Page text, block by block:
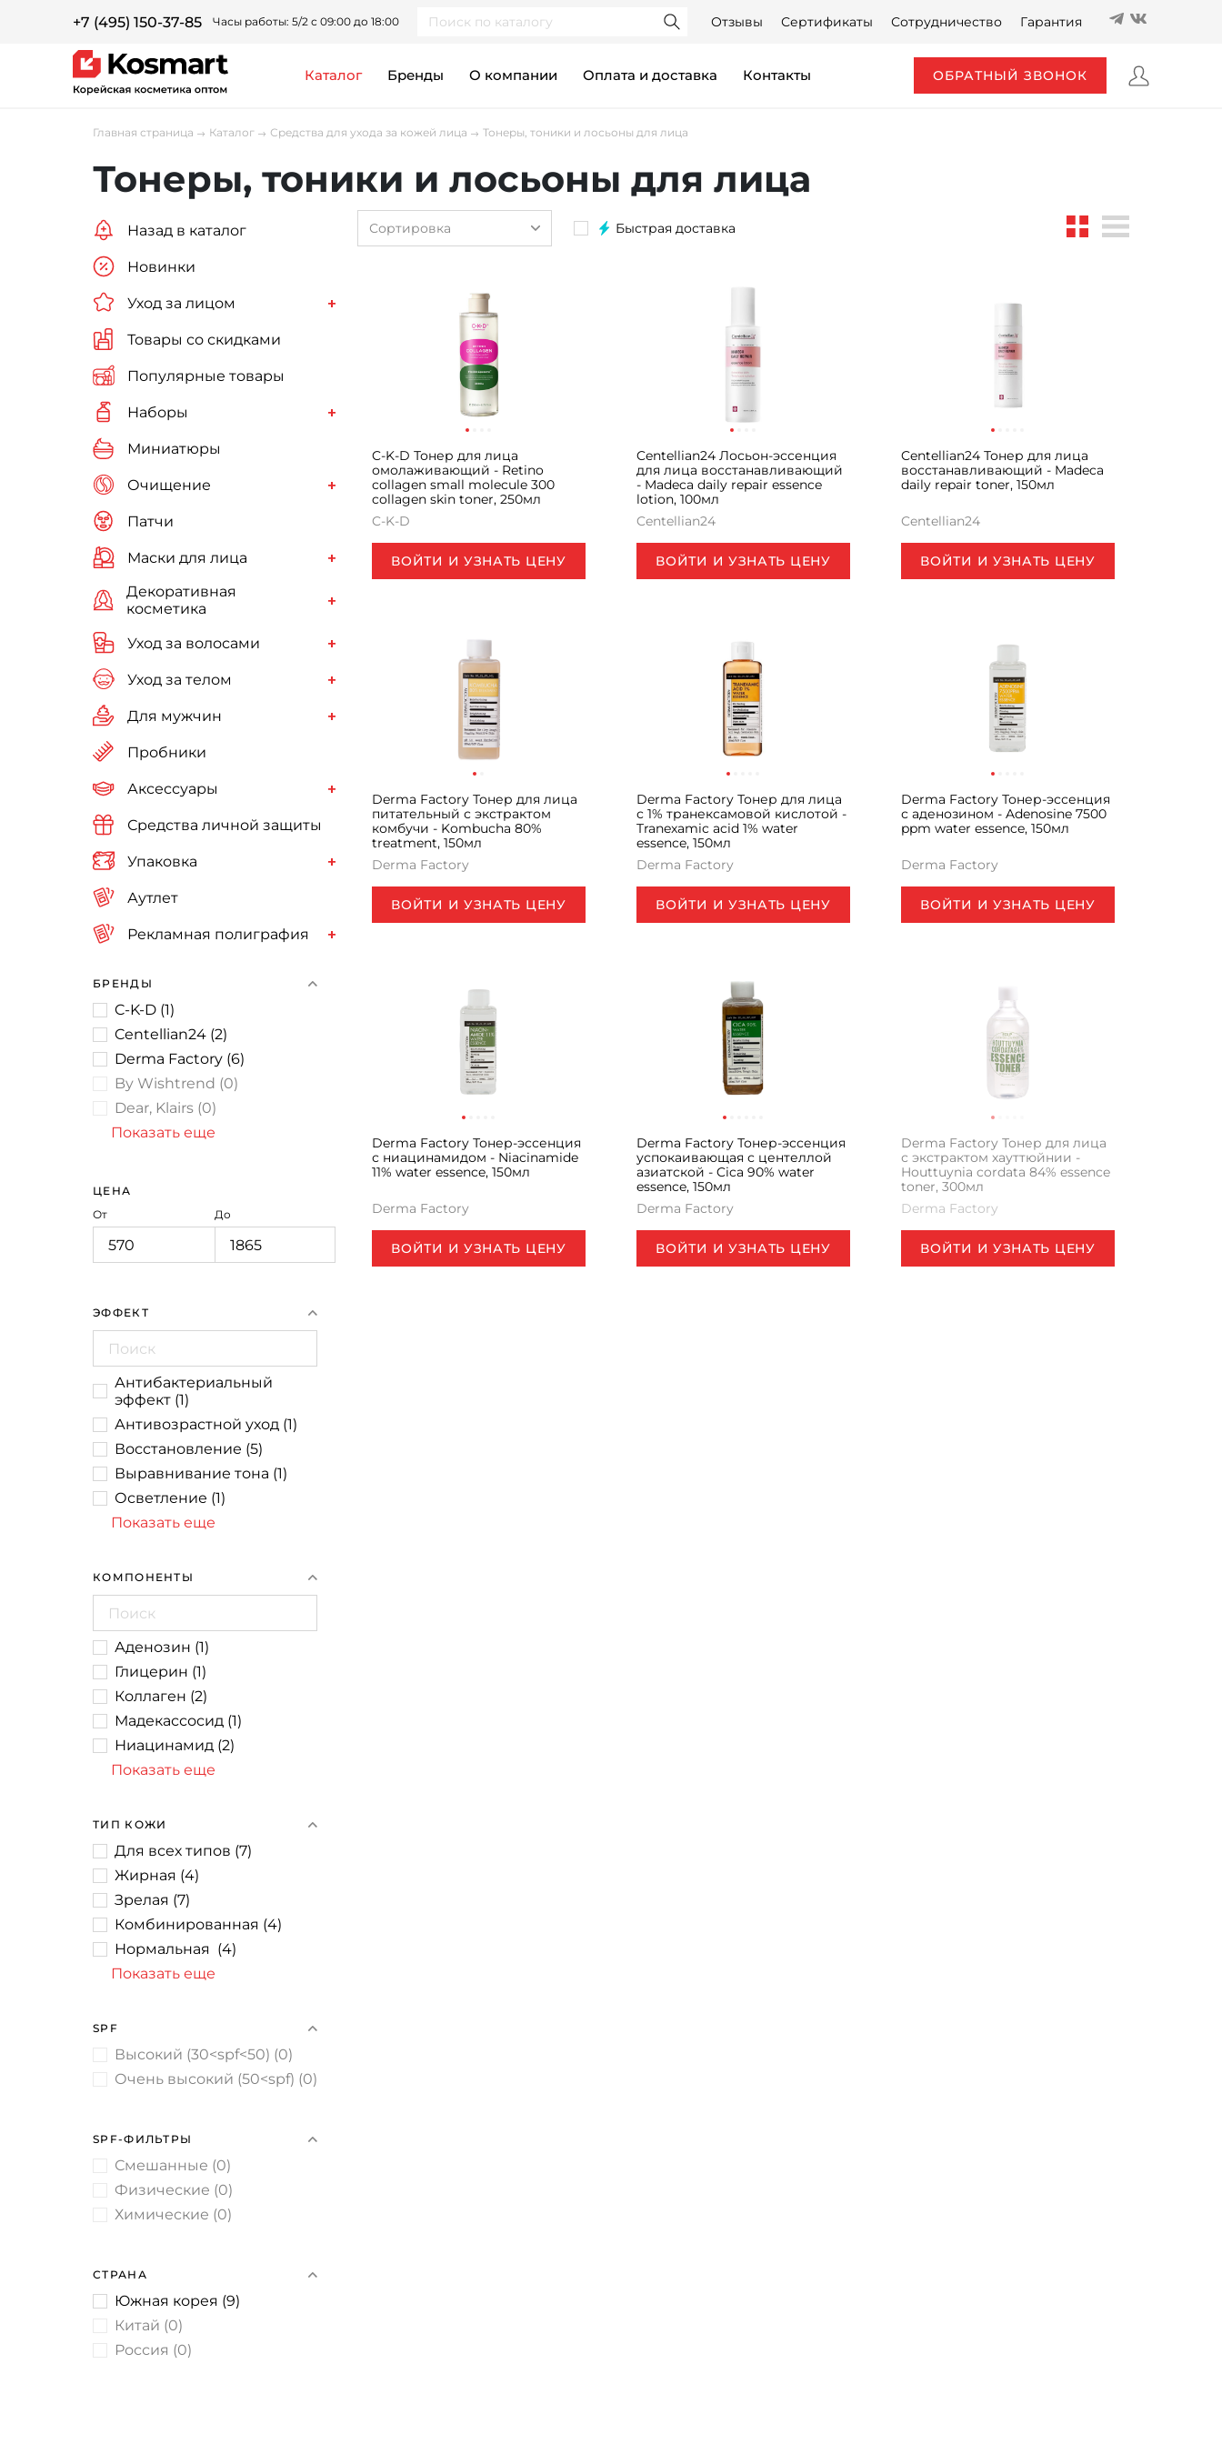
+7 (495) 150-37-85 Часы работы: 5/2 с 09:00 до 18:00 Отзывы Сертификаты Сотрудничество Гарантия
каталог Бренды О компании Оплата и доставка контакты ОБРАТНЫЙ ЗВОНОК
Главная страница Каталог Средства для ухода за кожей лица Тонеры, тоники и лосьоны для лица
Тонеры, тоники и лосьоны для лица
Назад в каталог
Новинки
Уход за лицом
Товары со скидками
Популярные товары
Наборы
Миниатюры
Очищение
Патчи
Маски для лица
Декоративная
косметика
Уход за волосами
Уход за телом
Для мужчин
Пробники
Аксессуары
Средства личной защиты
Упаковка
Аутлет
Рекламная полиграфия
БРЕНДЫ
C-K-D (1)
Centellian24 (2)
Derma Factory (6)
By Wishtrend (0)
Dear, Klairs (0)
Показать еще
ЦЕНА
От
До
ЭФФЕКТ
Антибактериальный
эффект (1)
Антивозрастной уход (1)
Восстановление (5)
Выравнивание тона (1)
Осветление (1)
Показать еще
КОМПОНЕНТЫ
Аденозин (1)
Глицерин (1)
Коллаген (2)
Мадекассосид (1)
Ниацинамид (2)
Показать еще
ТИП КОЖИ
Для всех типов (7)
Жирная (4)
Зрелая (7)
Комбинированная (4)
Нормальная (4)
Показать еще
SPF
Высокий (30<spf<50) (0)
Очень высокий (50<spf) (0)
SPF-ФИЛЬТРЫ
Смешанные (0)
Физические (0)
Химические (0)
СТРАНА
Южная корея (9)
Китай (0)
Россия (0)
Сортировка Быстрая доставка
C-K-D Тонер для лица
омолаживающий - Retino
collagen small molecule 300
collagen skin toner, 250мл
C-K-D
ВОЙТИ И УЗНАТЬ ЦЕНУ
Centellian24 Лосьон-эссенция
для лица восстанавливающий
- Madeca daily repair essence
lotion, 100мл
Centellian24
ВОЙТИ И УЗНАТЬ ЦЕНУ
Centellian24 Тонер для лица
восстанавливающий - Madeca
daily repair toner, 150мл
Centellian24
ВОЙТИ И УЗНАТЬ ЦЕНУ
Derma Factory Тонер для лица
питательный с экстрактом
комбучи - Kombucha 80%
treatment, 150мл
Derma Factory
ВОЙТИ И УЗНАТЬ ЦЕНУ
Derma Factory Тонер для лица
с 1% транексамовой кислотой -
Tranexamic acid 1% water
essence, 150мл
Derma Factory
ВОЙТИ И УЗНАТЬ ЦЕНУ
Derma Factory Тонер-эссенция
с аденозином - Adenosine 7500
ppm water essence, 150мл
Derma Factory
ВОЙТИ И УЗНАТЬ ЦЕНУ
Derma Factory Тонер-эссенция
с ниацинамидом - Niacinamide
11% water essence, 150мл
Derma Factory
ВОЙТИ И УЗНАТЬ ЦЕНУ
Derma Factory Тонер-эссенция
успокаивающая с центеллой
азиатской - Cica 90% water
essence, 150мл
Derma Factory
ВОЙТИ И УЗНАТЬ ЦЕНУ
Derma Factory Тонер для лица
с экстрактом хауттюйнии -
Houttuynia cordata 84% essence
toner, 300мл
Derma Factory
ВОЙТИ И УЗНАТЬ ЦЕНУ